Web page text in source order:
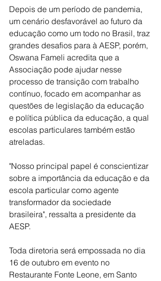
Depois de um período de pandemia,
um cenário desfavorável ao futuro da
educação como um todo no Brasil, traz
grandes desafios para à AESP, porém,
Oswana Fameli acredita que a
Associação pode ajudar nesse
processo de transição com trabalho
contínuo, focado em acompanhar as
questões de legislação da educação
e política pública da educação, a qual
escolas particulares também estão
atreladas.
"Nosso principal papel é conscientizar
sobre a importância da educação e da
escola particular como agente
transformador da sociedade
brasileira", ressalta a presidente da
AESP.
Toda diretoria será empossada no dia
16 de outubro em evento no
Restaurante Fonte Leone, em Santo